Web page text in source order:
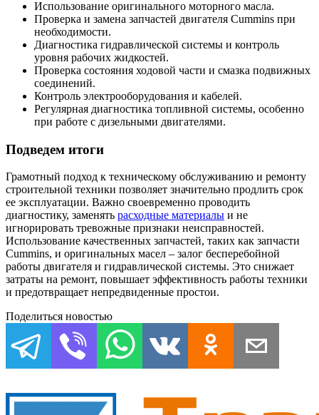
Использование оригинального моторного масла.
Проверка и замена запчастей двигателя Cummins при
необходимости.
Диагностика гидравлической системы и контроль
уровня рабочих жидкостей.
Проверка состояния ходовой части и смазка подвижных
соединений.
Контроль электрооборудования и кабелей.
Регулярная диагностика топливной системы, особенно
при работе с дизельными двигателями.
Подведем итоги
Грамотный подход к техническому обслуживанию и ремонту
строительной техники позволяет значительно продлить срок
ее эксплуатации. Важно своевременно проводить
диагностику, заменять расходные материалы и не
игнорировать тревожные признаки неисправностей.
Использование качественных запчастей, таких как запчасти
Cummins, и оригинальных масел – залог бесперебойной
работы двигателя и гидравлической системы. Это снижает
затраты на ремонт, повышает эффективность работы техники
и предотвращает непредвиденные простои.
Поделиться новостью